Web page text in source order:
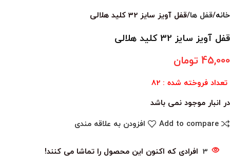
خانه قفل ها قفل آویز سایز 32 کلید هلالی
قفل آویز سایز 32 کلید هلالی
45,000 تومان
تعداد فروخته شده : 82
در انبار موجود نمی باشد
Add to compare
افزودن به علاقه مندی
3 افرادی که اکنون این محصول را تماشا می کنند!